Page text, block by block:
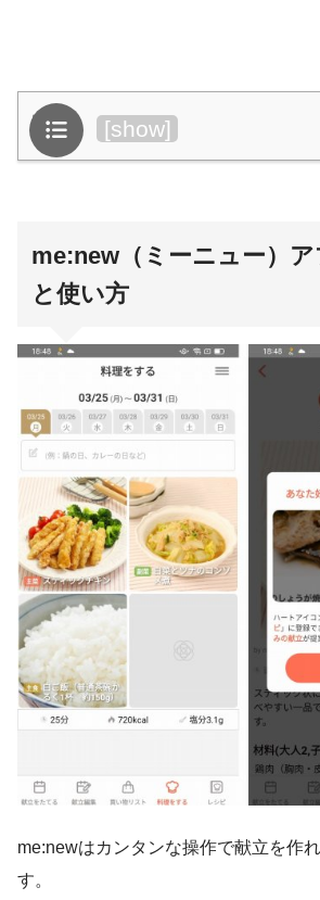
目次 [show]
me:new（ミーニュー）
と使い方
me:newはカンタンな操作で献立を作
す。